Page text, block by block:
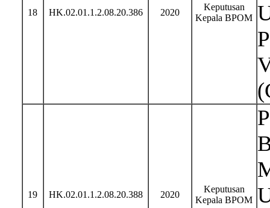
18 HK.02.01.1.2.08.20.386 2020
Keputusan
Kepala BPOM
19 HK.02.01.1.2.08.20.388 2020
Keputusan
Kepala BPOM